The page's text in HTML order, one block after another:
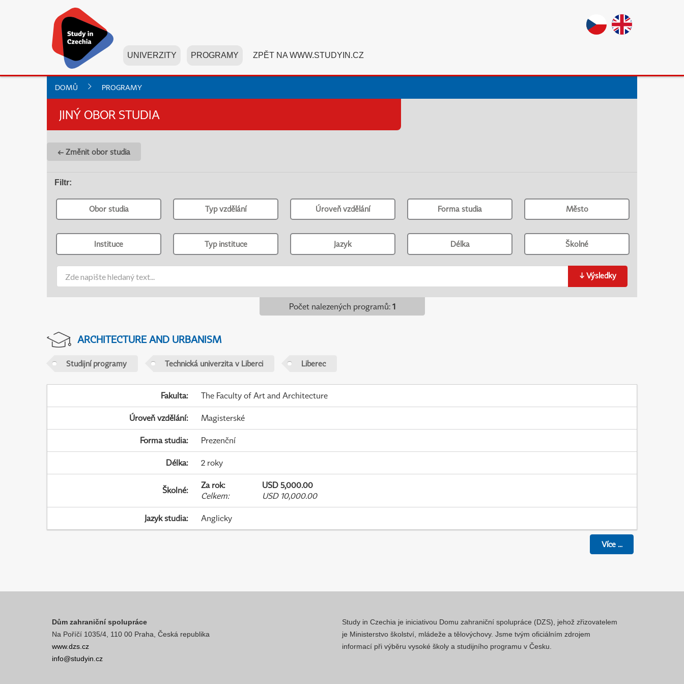
UNIVERZITY PROGRAMY ZPĚT NA WWW.STUDYIN.CZ
DOMŮ PROGRAMY
JINÝ OBOR STUDIA
← Změnit obor studia
Filtr:
Obor studia Typ vzdělání Úroveň vzdělání Forma studia Město
Instituce Typ instituce Jazyk Délka Školné
↓ Výsledky
Počet nalezených programů: 1
ARCHITECTURE AND URBANISM
Studijní programy Technická univerzita v Liberci Liberec
Fakulta: The Faculty of Art and Architecture
Úroveň vzdělání: Magisterské
Forma studia: Prezenční
Délka: 2 roky
Školné: Za rok:
USD 5,000.00
Celkem: USD 10,000.00
Jazyk studia: Anglicky
Více...
Dům zahraniční spolupráce
Na Poříčí 1035/4, 110 00 Praha, Česká republika
www.dzs.cz
info@studyin.cz
Study in Czechia je iniciativou Domu zahraniční spolupráce (DZS), jehož zřizovatelem
je Ministerstvo školství, mládeže a tělovýchovy. Jsme tvým oficiálním zdrojem
informací při výběru vysoké školy a studijního programu v Česku.